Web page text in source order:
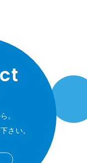
。
さい。